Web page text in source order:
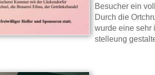
Besucher ein
Durch die
wurde eine sehr
stelleung